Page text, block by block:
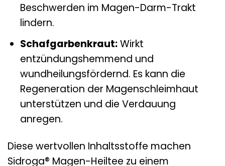
Beschwerden im Magen-Darm-Trakt
lindern.
Schafgarbenkraut:Wirkt
entzündungshemmend und
wundheilungsfördernd. Es kann die
Regeneration der Magenschleimhaut
unterstützen und die Verdauung
anregen.
Diese wertvollen Inhaltsstoffe machen
Sidroga® Magen-Heiltee zu einem